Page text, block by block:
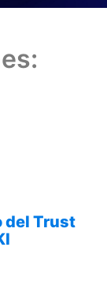
del Trust